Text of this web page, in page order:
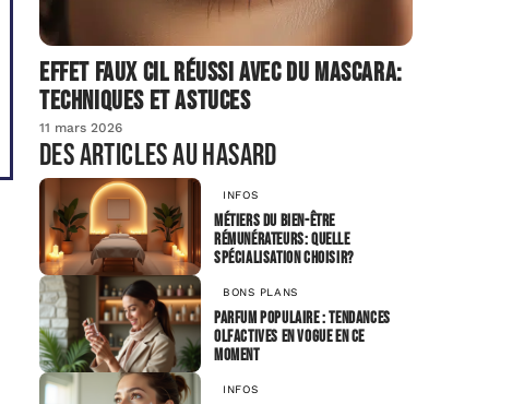
Effet faux cil réussi avec du mascara:
techniques et astuces
11 mars 2026
Des articles au hasard
INFOS
Métiers du bien-être
rémunérateurs: quelle
spécialisation choisir?
BONS PLANS
Parfum populaire : tendances
olfactives en vogue en ce
moment
INFOS